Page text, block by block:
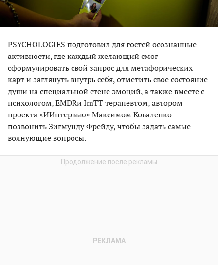
PSYCHOLOGIES подготовил для гостей осознанные
активности, где каждый желающий смог
сформулировать свой запрос для метафорических
карт и заглянуть внутрь себя, отметить свое состояние
души на специальной стене эмоций, а также вместе с
психологом, EMDRи ImTT терапевтом, автором
проекта «ИИнтервью» Максимом Коваленко
позвонить Зигмунду Фрейду, чтобы задать самые
волнующие вопросы.